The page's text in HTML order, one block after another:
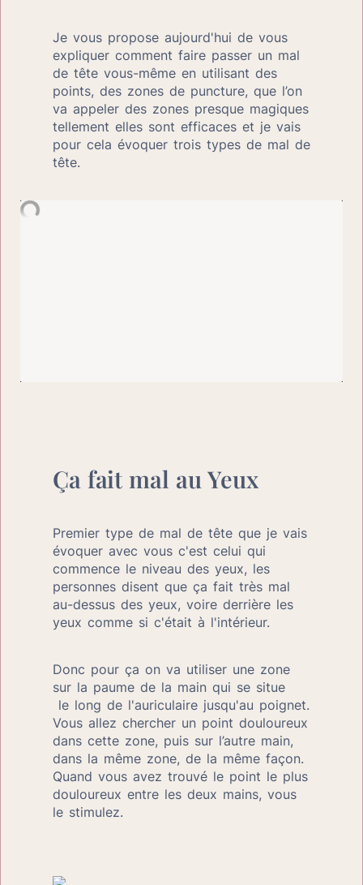
Je vous propose aujourd'hui de vous
expliquer comment faire passer un mal
de tête vous-même en utilisant des
points, des zones de puncture, que l’on
va appeler des zones presque magiques
tellement elles sont efficaces et je vais
pour cela évoquer trois types de mal de
tête.
Ça fait mal au Yeux
Premier type de mal de tête que je vais
évoquer avec vous c'est celui qui
commence le niveau des yeux, les
personnes disent que ça fait très mal
au-dessus des yeux, voire derrière les
yeux comme si c'était à l'intérieur.
Donc pour ça on va utiliser une zone
sur la paume de la main qui se situe
le long de l'auriculaire jusqu'au poignet.
Vous allez chercher un point douloureux
dans cette zone, puis sur l’autre main,
dans la même zone, de la même façon.
Quand vous avez trouvé le point le plus
douloureux entre les deux mains, vous
le stimulez.